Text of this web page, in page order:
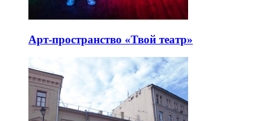
Арт-пространство «Твой театр»